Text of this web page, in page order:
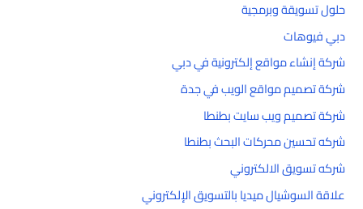
حلول تسويقة وبرمجية
دبي فيوهات
شركة إنشاء مواقع إلكترونية في دبي
شركة تصميم مواقع الويب في جدة
شركة تصميم ويب سايت بطنطا
شركه تحسين محركات البحث بطنطا
شركه تسويق الالكتروني
علاقة السوشيال ميديا بالتسويق الإلكتروني